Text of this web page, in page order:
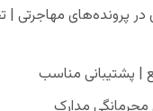
در پرونده‌های مهاجرتی |
| پشتیبانی مناسب